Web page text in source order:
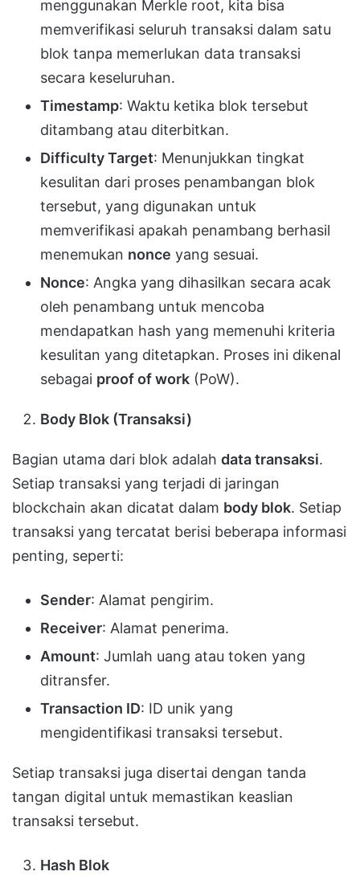
menggunakan Merkle root, kita bisa
memverifikasi seluruh transaksi dalam satu
blok tanpa memerlukan data transaksi
secara keseluruhan.
Timestamp: Waktu ketika blok tersebut
ditambang atau diterbitkan.
Difficulty Target: Menunjukkan tingkat
kesulitan dari proses penambangan blok
tersebut, yang digunakan untuk
memverifikasi apakah penambang berhasil
menemukan nonce yang sesuai.
Nonce: Angka yang dihasilkan secara acak
oleh penambang untuk mencoba
mendapatkan hash yang memenuhi kriteria
kesulitan yang ditetapkan. Proses ini dikenal
sebagai proof of work (PoW).
Body Blok (Transaksi)
Bagian utama dari blok adalah data transaksi.
Setiap transaksi yang terjadi di jaringan
blockchain akan dicatat dalam body blok. Setiap
transaksi yang tercatat berisi beberapa informasi
penting, seperti:
Sender: Alamat pengirim.
Receiver: Alamat penerima.
Amount: Jumlah uang atau token yang
ditransfer.
Transaction ID: ID unik yang
mengidentifikasi transaksi tersebut.
Setiap transaksi juga disertai dengan tanda
tangan digital untuk memastikan keaslian
transaksi tersebut.
Hash Blok